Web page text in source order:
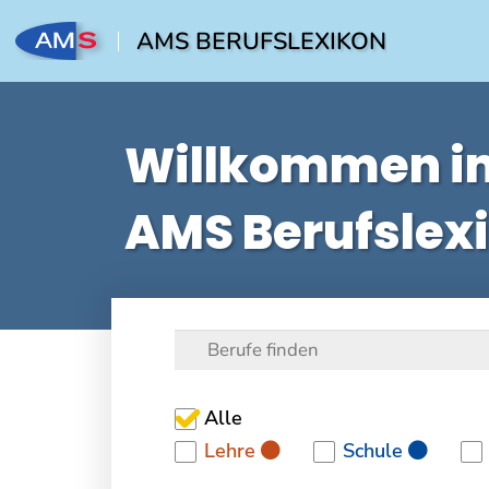
AMS BERUFSLEXIKON
Willkommen
AMS
Alle
Lehre
Schule